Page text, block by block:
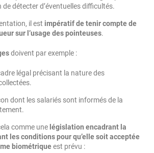
détecter d’éventuelles difficultés.
il est impératif de tenir compte de
sur l’usage des pointeuses.
doivent par exemple :
légal précisant la nature des
dont les salariés sont informés de la
comme une législation encadrant la
les conditions pour qu’elle soit acceptée
biométriqueest prévu :